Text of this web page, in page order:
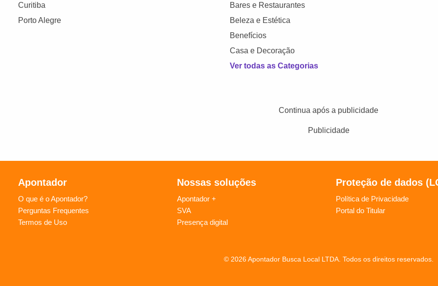
Curitiba
Porto Alegre
Bares e Restaurantes
Beleza e Estética
Benefícios
Casa e Decoração
Ver todas as Categorias
Continua após a publicidade
Publicidade
Apontador
O que é o Apontador?
Perguntas Frequentes
Termos de Uso
Nossas soluções
Apontador +
SVA
Presença digital
Proteção de dados
Política de Privacidade
Portal do Titular
© 2026 Apontador Busca Local LTDA. Todos os direitos reservados.